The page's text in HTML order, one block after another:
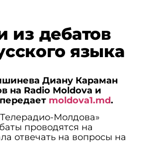
из дебатов
языка
Диану Караман
на Radio Moldova и
moldova1.md.
Молдова»
проводятся на
отвечать на вопросы на